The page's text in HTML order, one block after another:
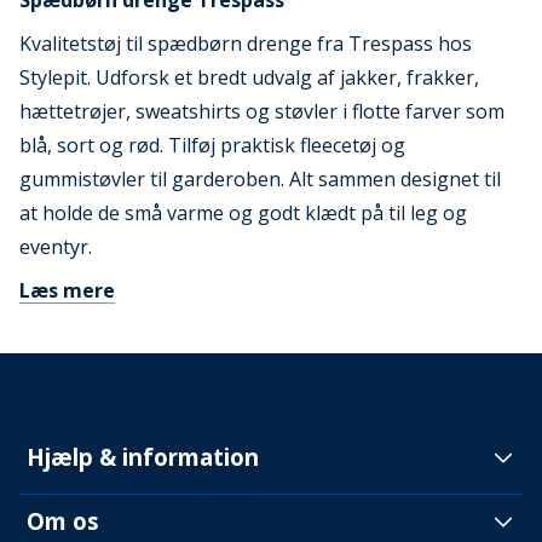
Kvalitetstøj til spædbørn drenge fra Trespass hos
Stylepit. Udforsk et bredt udvalg af jakker, frakker,
hættetrøjer, sweatshirts og støvler i flotte farver som
blå, sort og rød. Tilføj praktisk fleecetøj og
gummistøvler til garderoben. Alt sammen designet til
at holde de små varme og godt klædt på til leg og
eventyr.
Læs mere
Hjælp & information
Om os